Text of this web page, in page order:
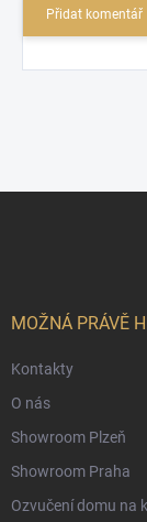
Přidat komentář
MOŽNÁ PRÁVĚ
Kontakty
O nás
Showroom Plzeň
Showroom Praha
Ozvučení domu na